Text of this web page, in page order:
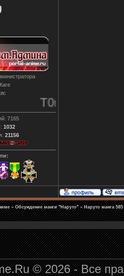
Каге
T0reador xD
7165
1032
21156
» Обсуждение манги "Наруто" » Наруто манга
© 2026 - Все